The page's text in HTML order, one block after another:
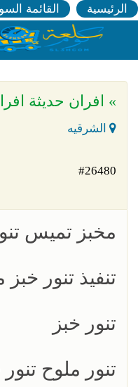
الرئيسية القائمة
» افران حديثة
الشرقيه
#26480
مخبز تميس
تنفيذ تنور
تنور خبز
تنور ملوح